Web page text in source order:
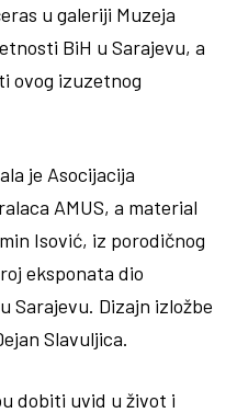
u galeriji Muzeja
BiH u Sarajevu, a
ovog izuzetnog
je Asocijacija
AMUS, a material
Isović, iz porodičnog
eksponata dio
Sarajevu. Dizajn izložbe
Slavuljica.
dobiti uvid u život i